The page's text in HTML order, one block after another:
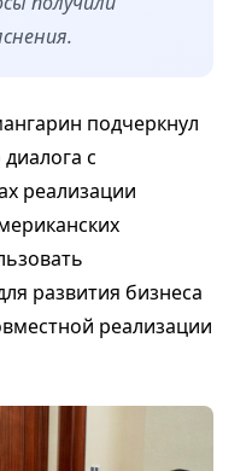
подчеркнул
с
реализации
развития бизнеса
реализации